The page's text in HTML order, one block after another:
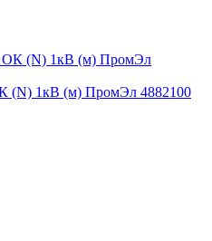
(N) 1кВ (м) ПромЭл 4882100